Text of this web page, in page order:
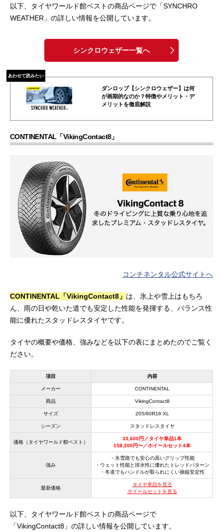
以下、タイヤワールド館ベストの商品ページで「SYNCHRO
WEATHER」の詳しい情報を公開しています。
シンクロウェザー一覧へ
あわせて読みたい
ダンロップ【シンクロウェザー】は何
が画期的なのか？特徴やメリット・デ
メリットを徹底解説
CONTINENTAL「VikingContact8」
コンチネンタル公式サイトへ
CONTINENTAL「VikingContact8」 は、氷上や雪上はもちろ
ん、雨の日や乾いた道でも安定した性能を発揮する、バランス性
能に優れたスタッドレスタイヤです。
タイヤの概要や価格、強みなどを以下の表にまとめたのでご覧く
ださい。
項目 内容
メーカー CONTINENTAL
商品 VikingContact8
サイズ 205/60R16 XL
シーズン スタッドレスタイヤ
価格（タイヤワールド館ベスト）
33,600円／タイヤ単品1本
158,200円〜／ホイールセット4本
強み
・氷雪路でも安心の高いグリップ性能
・ウェット性能と排水性に優れたトレッドパターン
・冬道でもハンドルが取られにくい操縦安定性
最新価格
タイヤ単品を見る
ホイールセットを見る
以下、タイヤワールド館ベストの商品ページで
「VikingContact8」の詳しい情報を公開しています。